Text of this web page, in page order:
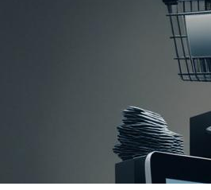
los clientes y tomar
datos, lo que, en última
sus ventas en línea y su
Number of Customers